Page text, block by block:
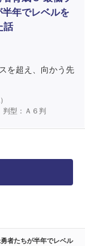
者たちが半年でレベル
年でレベルを
話
を超え、向かう先
判型：Ａ６判